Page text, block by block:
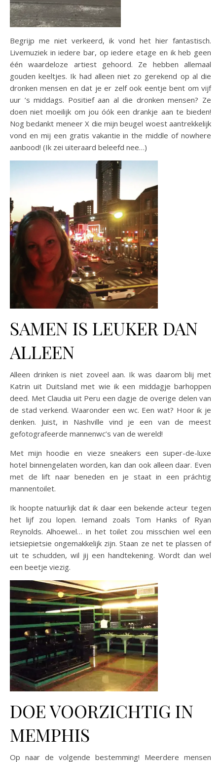
Begrijp me niet verkeerd, ik vond het hier fantastisch.
Livemuziek in iedere bar, op iedere etage en ik heb geen
één waardeloze artiest gehoord. Ze hebben allemaal
gouden keeltjes. Ik had alleen niet zo gerekend op al die
dronken mensen en dat je er zelf ook eentje bent om vijf
uur ’s middags. Positief aan al die dronken mensen? Ze
doen niet moeilijk om jou óók een drankje aan te bieden!
Nog bedankt meneer X die mijn beugel woest aantrekkelijk
vond en mij een gratis vakantie in the middle of nowhere
aanbood! (Ik zei uiteraard beleefd nee…)
SAMEN IS LEUKER DAN
ALLEEN
Alleen drinken is niet zoveel aan. Ik was daarom blij met
Katrin uit Duitsland met wie ik een middagje barhoppen
deed. Met Claudia uit Peru een dagje de overige delen van
de stad verkend. Waaronder een wc. Een wat? Hoor ik je
denken. Juist, in Nashville vind je een van de meest
gefotografeerde mannenwc’s van de wereld!
Met mijn hoodie en vieze sneakers een super-de-luxe
hotel binnengelaten worden, kan dan ook alleen daar. Even
met de lift naar beneden en je staat in een práchtig
mannentoilet.
Ik hoopte natuurlijk dat ik daar een bekende acteur tegen
het lijf zou lopen. Iemand zoals Tom Hanks of Ryan
Reynolds. Alhoewel… in het toilet zou misschien wel een
ietsiepietsie ongemakkelijk zijn. Staan ze net te plassen of
uit te schudden, wil jij een handtekening. Wordt dan wel
een beetje viezig.
DOE VOORZICHTIG IN
MEMPHIS
Op naar de volgende bestemming! Meerdere mensen